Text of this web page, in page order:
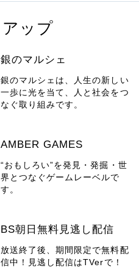
ップ
銀のマルシェ
銀のマルシェは、人生の新しい
一歩に光を当て、人と社会をつ
なぐ取り組みです。
AMBER GAMES
“おもしろい”を発見・発掘・世
界とつなぐゲームレーベルで
す。
BS朝日無料見逃し配信
放送終了後、期間限定で無料配
信中！見逃し配信はTVerで！